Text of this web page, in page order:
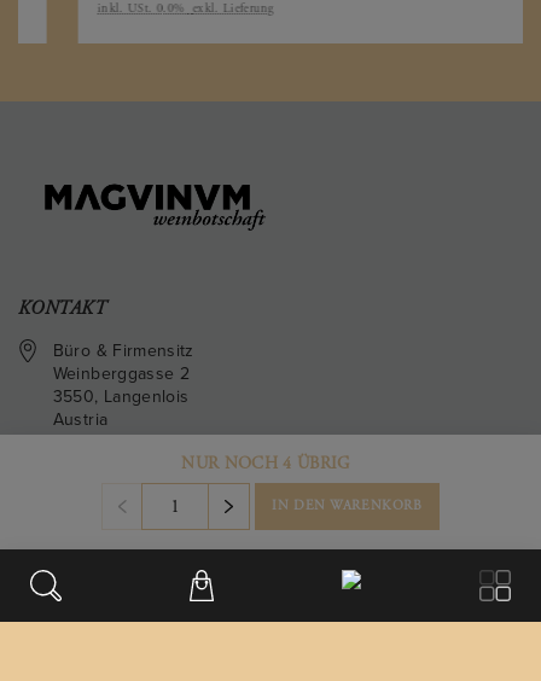
NUR NOCH 4 ÜBRIG
IN DEN WARENKORB
KONTAKT
Büro & Firmensitz
Weinberggasse 2
Langenlois
+43 699/181 241 41
office@magvinum.com
FOOTER